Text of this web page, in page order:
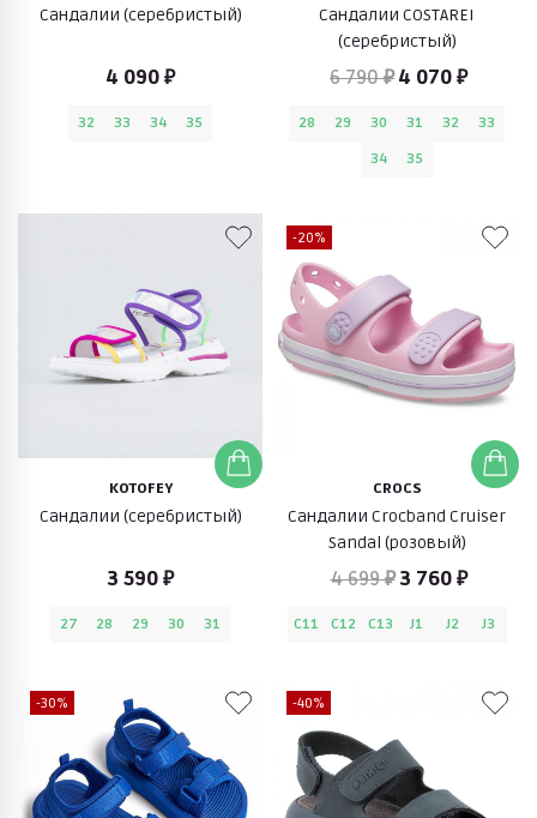
Сандалии (серебристый)
4 090 ₽
32 33 34 35
Сандалии COSTAREI
(серебристый)
6 790 ₽ 4 070 ₽
28 29 30 31 32
33
34
35
KOTOFEY
Сандалии (серебристый)
3 590 ₽
27 28 29 30 31
-20%
CROCS
Сандалии Crocband Cruiser
Sandal (розовый)
4 699 ₽3 760 ₽
C11 C12 C13 J1 J2 J3
-30% -40%